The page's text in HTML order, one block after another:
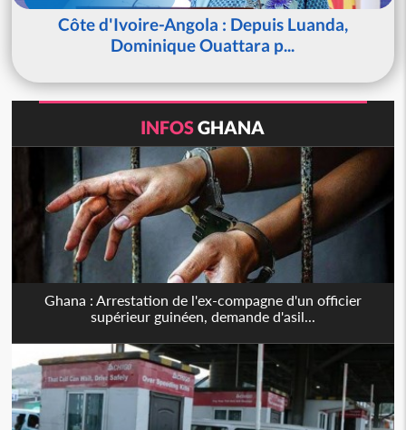
Côte d'Ivoire-Angola : Depuis Luanda,
Dominique Ouattara p...
INFOSGHANA
Ghana : Arrestation de l'ex-compagne d'un officier
supérieur guinéen, demande d'asil...